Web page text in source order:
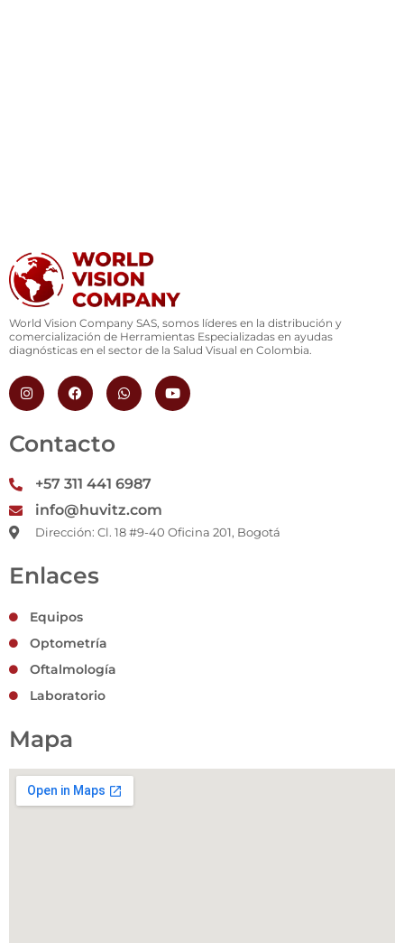
World Vision Company SAS, somos líderes en la distribución y
comercialización de Herramientas Especializadas en ayudas
diagnósticas en el sector de la Salud Visual en Colombia.
I
n
s
a
g
m
F
a
c
o
k
W
h
a
p
Y
o
u
Contacto
+57 311 441 6987
info@huvitz.com
Dirección: Cl. 18 #9-40 Oficina 201, Bogotá
Enlaces
Equipos
Optometría
Oftalmología
Laboratorio
Mapa